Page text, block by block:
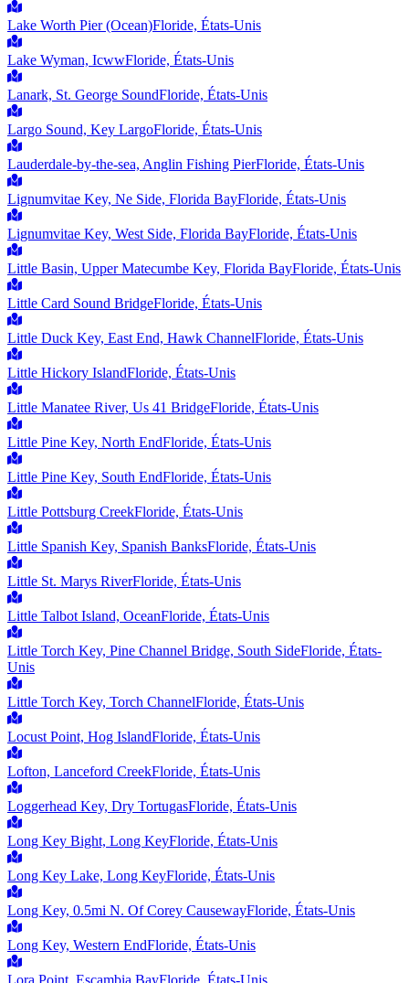
Lake Worth Pier (Ocean)Floride, États-Unis
Lake Wyman, IcwwFloride, États-Unis
Lanark, St. George SoundFloride, États-Unis
Largo Sound, Key LargoFloride, États-Unis
Lauderdale-by-the-sea, Anglin Fishing PierFloride, États-Unis
Lignumvitae Key, Ne Side, Florida BayFloride, États-Unis
Lignumvitae Key, West Side, Florida BayFloride, États-Unis
Little Basin, Upper Matecumbe Key, Florida BayFloride, États-Unis
Little Card Sound BridgeFloride, États-Unis
Little Duck Key, East End, Hawk ChannelFloride, États-Unis
Little Hickory IslandFloride, États-Unis
Little Manatee River, Us 41 BridgeFloride, États-Unis
Little Pine Key, North EndFloride, États-Unis
Little Pine Key, South EndFloride, États-Unis
Little Pottsburg CreekFloride, États-Unis
Little Spanish Key, Spanish BanksFloride, États-Unis
Little St. Marys RiverFloride, États-Unis
Little Talbot Island, OceanFloride, États-Unis
Little Torch Key, Pine Channel Bridge, South SideFloride, États-
Unis
Little Torch Key, Torch ChannelFloride, États-Unis
Locust Point, Hog IslandFloride, États-Unis
Lofton, Lanceford CreekFloride, États-Unis
Loggerhead Key, Dry TortugasFloride, États-Unis
Long Key Bight, Long KeyFloride, États-Unis
Long Key Lake, Long KeyFloride, États-Unis
Long Key, 0.5mi N. Of Corey CausewayFloride, États-Unis
Long Key, Western EndFloride, États-Unis